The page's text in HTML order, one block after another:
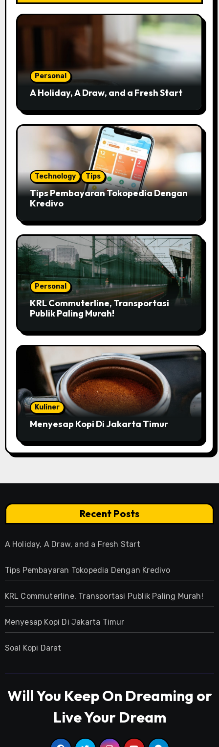
Personal
A Holiday, A Draw, and a Fresh Start
Technology Tips
Tips Pembayaran Tokopedia Dengan
Kredivo
Personal
KRL Commuterline, Transportasi
Publik Paling Murah!
Kuliner
Menyesap Kopi Di Jakarta Timur
Recent Posts
A Holiday, A Draw, and a Fresh Start
Tips Pembayaran Tokopedia Dengan Kredivo
KRL Commuterline, Transportasi Publik Paling Murah!
Menyesap Kopi Di Jakarta Timur
Soal Kopi Darat
Will You Keep On Dreaming or
Live Your Dream